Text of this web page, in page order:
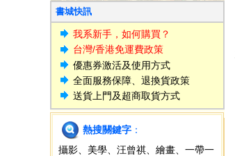
書城快訊
我系新手，如何購買？
台灣/香港免運費政策
優惠券激活及使用方式
全面服務保障、退換貨政策
送貨上門及超商取貨方式
熱搜關鍵字 ：
攝影
美學 汪曾祺 繪畫
一帶一